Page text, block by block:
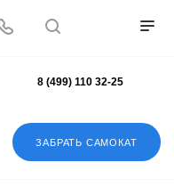
ЗАБРАТЬ САМОКАТ
8 (499) 110 32-25